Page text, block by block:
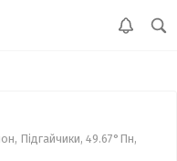
Підгайчики, 49.67°Пн,